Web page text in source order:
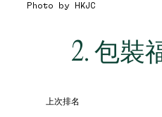
Photo by HKJC
2. 包裝
上次排名